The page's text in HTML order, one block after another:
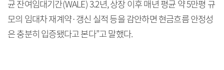
균 잔여임대기간(WALE) 3.2년, 상장 이후 매년 평균 약 5만평 규
모의 임대차 재계약·갱신 실적 등을 감안하면 현금흐름 안정성
은 충분히 입증됐다고 본다”고 말했다.